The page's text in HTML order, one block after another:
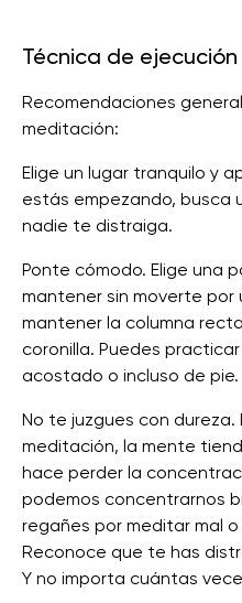
Técnica de ejecución
Recomendaciones
meditación:
Elige un lugar tranquilo y
estás empezando, busca
nadie te distraiga.
Ponte cómodo. Elige una
mantener sin moverte por
mantener la columna
coronilla. Puedes
acostado o incluso de pie.
No te juzgues con
meditación, la mente
hace perder la
podemos concentrarnos
regañes por meditar mal
Reconoce que te has
Y no importa cuántas